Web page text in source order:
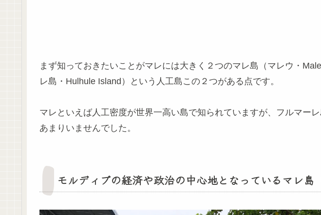
まず知っておきたいことがマレには大きく２つのマレ島（マレウ・
レ島・Hulhule Island）という人工島この２つがある点です。
マレといえば人工密度が世界一高い島で知られていますが、フルマー
あまりいませんでした。
モルディブの経済や政治の中心地となっているマレ島